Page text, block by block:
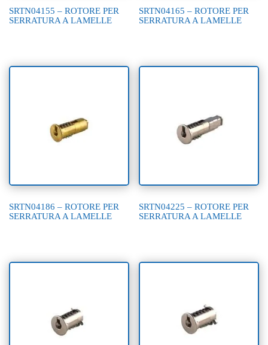
SRTN04155 – ROTORE PER
SERRATURA A LAMELLE
SRTN04165 – ROTORE PER
SERRATURA A LAMELLE
SRTN04186 – ROTORE PER
SERRATURA A LAMELLE
SRTN04225 – ROTORE PER
SERRATURA A LAMELLE